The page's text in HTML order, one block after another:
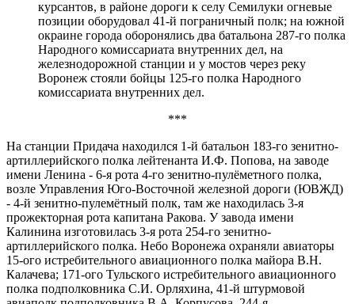
курсантов, в районе дороги к селу Семилуки огневые
позиции оборудовал 41-й пограничный полк; на южной
окраине города оборонялись два батальона 287-го полка
Народного комиссариата внутренних дел, на
железнодорожной станции и у мостов через реку
Воронеж стояли бойцы 125-го полка Народного
комиссариата внутренних дел.
***
На станции Придача находился 1-й батальон 183-го зенитно-
артиллерийского полка лейтенанта И.Ф. Попова, на заводе
имени Ленина - 6-я рота 4-го зенитно-пулёметного полка,
возле Управления Юго-Восточной железной дороги (ЮВЖД)
- 4-й зенитно-пулемётный полк, там же находилась 3-я
прожекторная рота капитана Ракова. У завода имени
Калинина изготовилась 3-я рота 254-го зенитно-
артиллерийского полка. Небо Воронежа охраняли авиаторы
15-ого истребительного авиационного полка майора В.Н.
Калачева; 171-ого Тульского истребительного авиационного
полка подполковника С.И. Орляхина, 41-й штурмовой